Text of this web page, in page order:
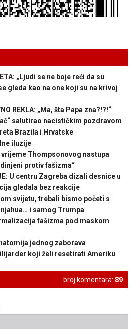
„Ljudi se ne boje reći da su
gleda kao na one koji su na krivoj
REKLA: „Ma, šta Papa zna?!?!“
salutirao nacističkim pozdravom
Brazila i Hrvatske
iluzije
vrijeme Thompsonovog nastupa
protiv fašizma“
U centru Zagreba dizali desnice u
gledala bez reakcije
svijetu, trebali bismo početi s
i samog Trumpa
fašizma pod maskom
jednog zaborava
koji želi resetirati Ameriku
broj komentara: 89